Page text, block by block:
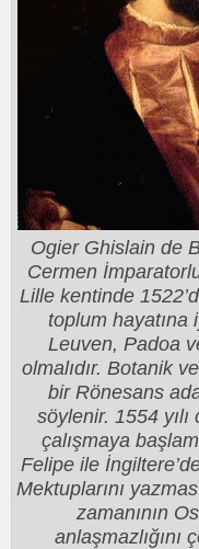
Ogier Ghislain de
Cermen
Lille kentinde
toplum
Leuven, Padoa
olmalıdır. Botanik
bir Rönesans
söylenir. 1554
çalışmaya
Felipe ile
Mektuplarını
zamanının
anlaşmazlığını